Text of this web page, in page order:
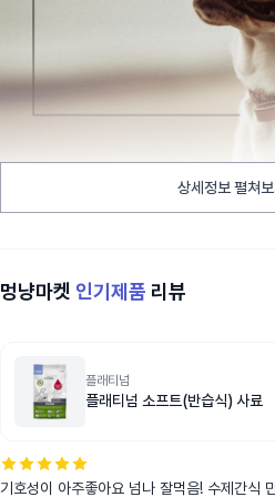
상세정보 펼쳐
멍냥마켓 인기제품 리뷰
플래티넘
플래티넘 소프트(반습식) 사료
기호성이 아주좋아요 넘나 잘먹음! 수제간식 만들어 먹이는데